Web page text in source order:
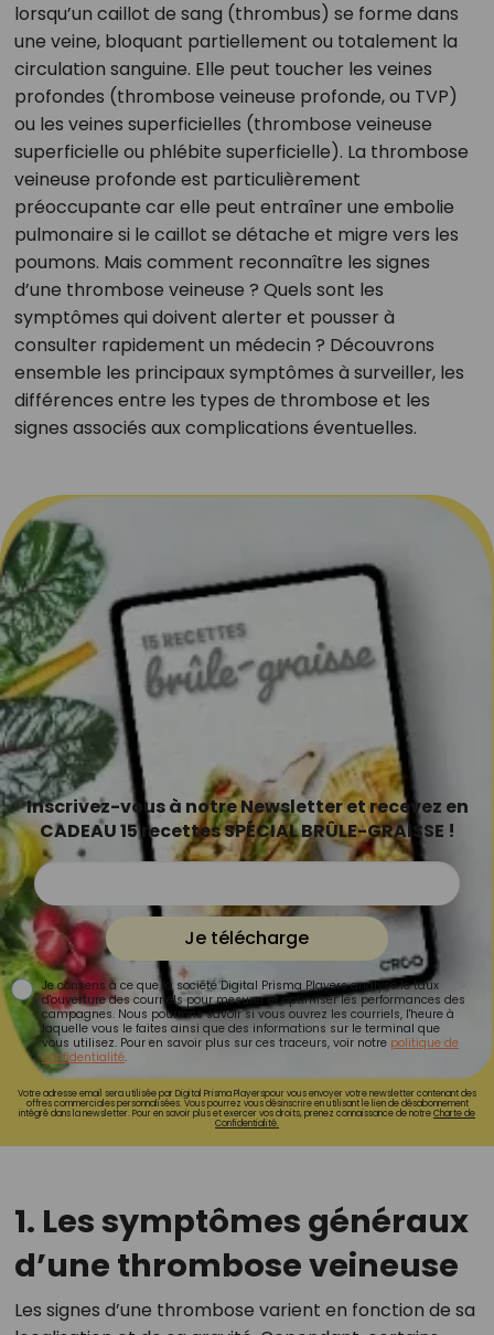
lorsqu’un caillot de sang (thrombus) se forme dans
une veine, bloquant partiellement ou totalement la
circulation sanguine. Elle peut toucher les veines
profondes (thrombose veineuse profonde, ou TVP)
ou les veines superficielles (thrombose veineuse
superficielle ou phlébite superficielle). La thrombose
veineuse profonde est particulièrement
préoccupante car elle peut entraîner une embolie
pulmonaire si le caillot se détache et migre vers les
poumons. Mais comment reconnaître les signes
d’une thrombose veineuse ? Quels sont les
symptômes qui doivent alerter et pousser à
consulter rapidement un médecin ? Découvrons
ensemble les principaux symptômes à surveiller, les
différences entre les types de thrombose et les
signes associés aux complications éventuelles.
Inscrivez-vous à notre Newsletter et recevez en
CADEAU 15 recettes SPÉCIAL BRÛLE-GRAISSE !
Je télécharge
Je consens à ce que la société Digital Prisma Players analyse le taux
d'ouverture des courriels pour mesurer et optimiser les performances des
campagnes. Nous pourrons savoir si vous ouvrez les courriels, l'heure à
laquelle vous le faites ainsi que des informations sur le terminal que
vous utilisez. Pour en savoir plus sur ces traceurs, voir notre politique de
confidentialité.
Votre adresse email sera utilisée par Digital Prisma Playerspour vous envoyer votre newsletter contenant des
offres commerciales personnalisées. Vous pourrez vous désinscrire en utilisant le lien de désabonnement
intégré dans la newsletter. Pour en savoir plus et exercer vos droits, prenez connaissance de notreCharte de
Confidentialité.
1. Les symptômes généraux
d’une thrombose veineuse
Les signes d’une thrombose varient en fonction de sa